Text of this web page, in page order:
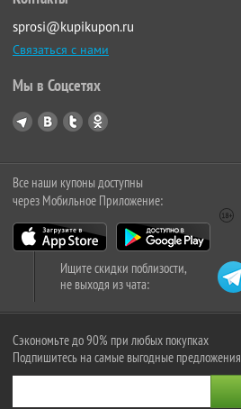
sprosi@kupikupon.ru
Связаться с нами
Мы в Соцсетях
Все наши купоны доступны
через Мобильное Приложение:
Ищите скидки поблизости,
не выходя из чата:
Сэкономьте до 90% при любых покупках
Подпишитесь на самые выгодные предложения